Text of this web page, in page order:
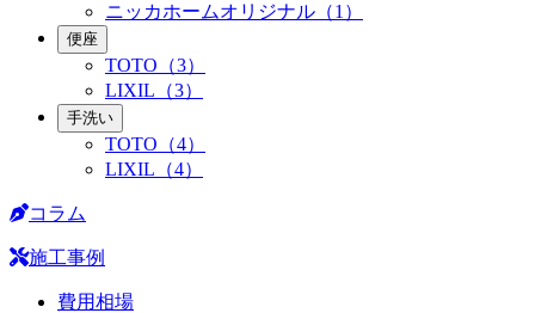
ニッカホームオリジナル（1）
便座
TOTO（3）
LIXIL（3）
手洗い
TOTO（4）
LIXIL（4）
コラム
施工事例
費用相場